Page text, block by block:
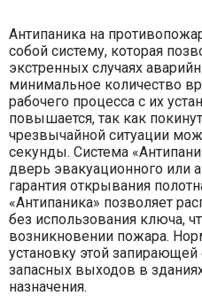
Антипаника на
собой систему, которая
экстренных случаях
минимальное количество
рабочего процесса с их
повышается, так как
чрезвычайной ситуации
секунды. Система
дверь эвакуационного или
гарантия открывания
«Антипаника» позволяет
без использования ключа,
возникновении пожара.
установку этой
запасных выходов в
назначения.